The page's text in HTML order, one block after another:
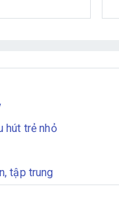
hút trẻ nhỏ
tập trung